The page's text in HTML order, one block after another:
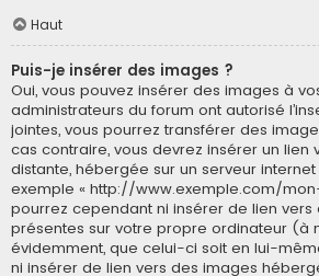
Haut
Puis-je insérer des images ?
Oui, vous pouvez insérer des images à
administrateurs du forum ont autorisé
jointes, vous pourrez transférer des
cas contraire, vous devrez insérer un lien
distante, hébergée sur un serveur
exemple « http://www.exemple.com/
pourrez cependant ni insérer de lien vers
présentes sur votre propre ordinateur (à
évidemment, que celui-ci soit en lui-
ni insérer de lien vers des images